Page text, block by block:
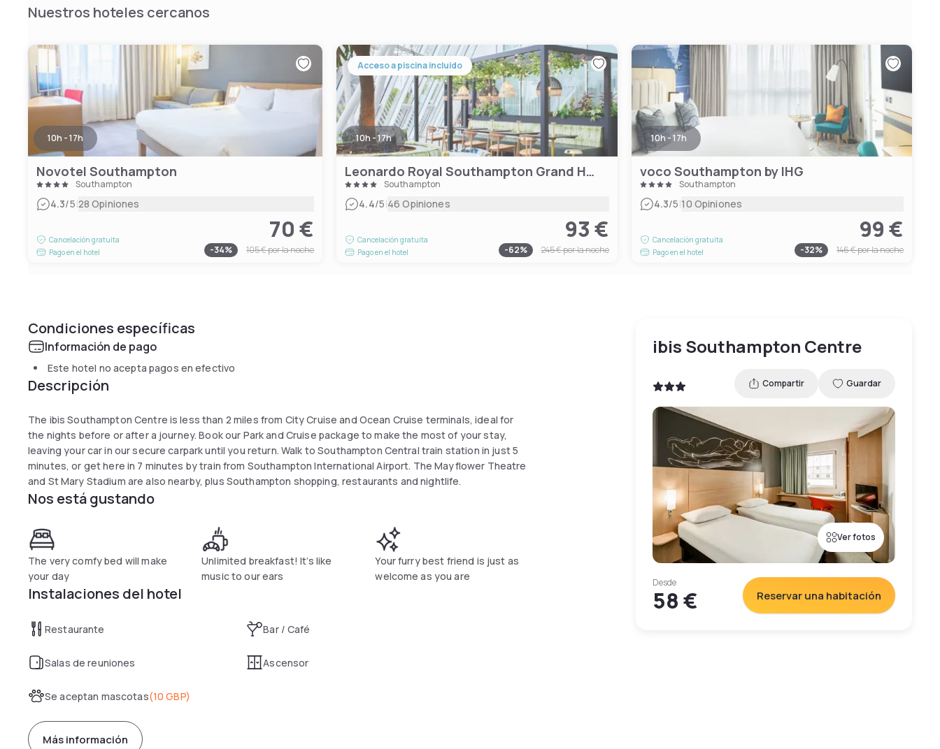
Nuestros hoteles cercanos
10h - 17h
Novotel Southampton
Southampton
4.3/5|28 Opiniones
Cancelación gratuita
Pago en el hotel
70 €
-34% 105 €por la noche
Acceso a piscina incluido
10h - 17h
Leonardo Royal Southampton Grand Harbour
Southampton
4.4/5|46 Opiniones
Cancelación gratuita
Pago en el hotel
93 €
-62% 245 €por la noche
10h - 17h
voco Southampton by IHG
Southampton
4.3/5|10 Opiniones
Cancelación gratuita
Pago en el hotel
99 €
-32% 146 €por la noche
Condiciones específicas
Información de pago
Este hotel no acepta pagos en efectivo
Descripción
The ibis Southampton Centre is less than 2 miles from City Cruise and Ocean Cruise terminals, ideal for
the nights before or after a journey. Book our Park and Cruise package to make the most of your stay,
leaving your car in our secure carpark until you return. Walk to Southampton Central train station in just 5
minutes, or get here in 7 minutes by train from Southampton International Airport. The Mayflower Theatre
and St Mary Stadium are also nearby, plus Southampton shopping, restaurants and nightlife.
Nos está gustando
The very comfy bed will make
your day
Unlimited breakfast! It’s like
music to our ears
Your furry best friend is just as
welcome as you are
Instalaciones del hotel
Restaurante Bar / Café
Salas de reuniones Ascensor
Se aceptan mascotas(10 GBP)
Más información
ibis Southampton Centre
Compartir Guardar
Ver fotos
Desde
58 € Reservar una habitación